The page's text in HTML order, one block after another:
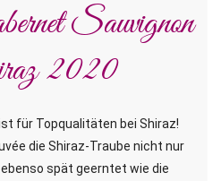
Sauvignon
2020
für Topqualitäten bei Shiraz!
die Shiraz-Traube nicht nur
spät geerntet wie die